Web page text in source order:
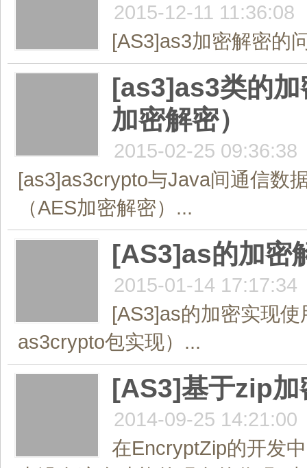
2015-12-11 11:36:08
[AS3]as3加密解密的
[as3]as3类的
加密解密）
2015-02-25 09:36:38
[as3]as3crypto与Java间通信数
（AES加密解密）...
[AS3]as的加密
2015-01-14 17:17:34
[AS3]as的加密实现
as3crypto包实现）...
[AS3]基于zip加
2014-09-25 14:21:00
在EncryptZip的开发